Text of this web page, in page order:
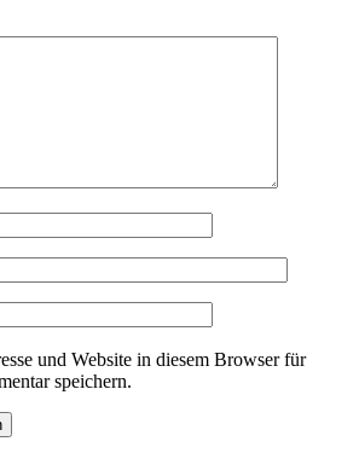
und Website in diesem Browser für
speichern.